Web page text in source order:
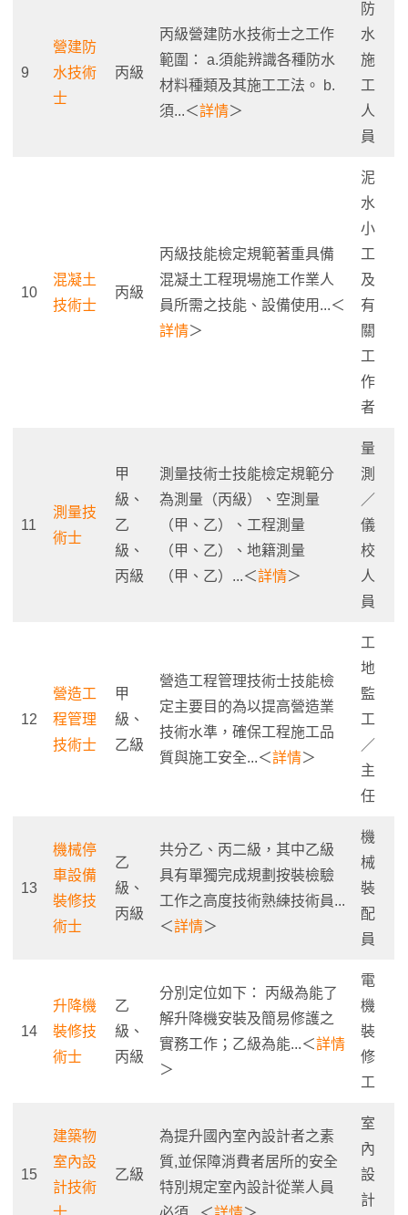
9
營建防
水技術
士
丙級
丙級營建防水技術士之工作
範圍： a.須能辨識各種防水
材料種類及其施工工法。 b.
須...＜詳情＞
防
水
施
工
人
員
10
混凝土
技術士
丙級
丙級技能檢定規範著重具備
混凝土工程現場施工作業人
員所需之技能、設備使用...＜
詳情＞
泥
水
小
工
及
有
關
工
作
者
11
測量技
術士
甲
級、
乙
級、
丙級
測量技術士技能檢定規範分
為測量（丙級）、空測量
（甲、乙）、工程測量
（甲、乙）、地籍測量
（甲、乙）...＜詳情＞
量
測
／
儀
校
人
員
12
營造工
程管理
技術士
甲
級、
乙級
營造工程管理技術士技能檢
定主要目的為以提高營造業
技術水準，確保工程施工品
質與施工安全...＜詳情＞
工
地
監
工
／
主
任
13
機械停
車設備
裝修技
術士
乙
級、
丙級
共分乙、丙二級，其中乙級
具有單獨完成規劃按裝檢驗
工作之高度技術熟練技術員...
＜詳情＞
機
械
裝
配
員
14
升降機
裝修技
術士
乙
級、
丙級
分別定位如下： 丙級為能了
解升降機安裝及簡易修護之
實務工作；乙級為能...＜詳情
＞
電
機
裝
修
工
15
建築物
室內設
計技術
乙級
為提升國內室內設計者之素
質,並保障消費者居所的安全
特別規定室內設計從業人員
室
內
設
計